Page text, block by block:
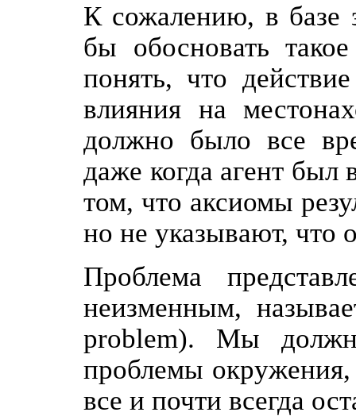
К сожалению, в базе
бы обосновать
понять, что
влияния на
должно было все
даже когда агент был
том, что аксиомы
но не указывают, что
Проблема
неизменным,
problem). Мы
проблемы окружения,
все и почти всегда